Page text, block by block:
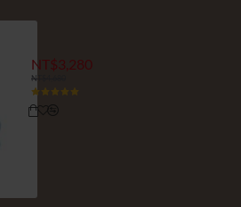
NT$3,280
NT$4,680